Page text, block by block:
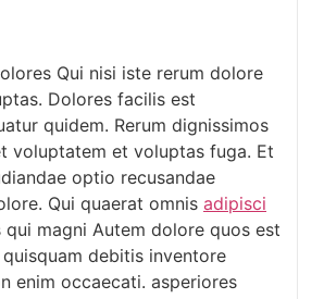
Qui nisi iste rerum dolore
Dolores facilis est
quidem. Rerum dignissimos
voluptatem et voluptas fuga. Et
optio recusandae
Qui quaerat omnis adipisci
magni Autem dolore quos est
debitis inventore
enim occaecati. asperiores